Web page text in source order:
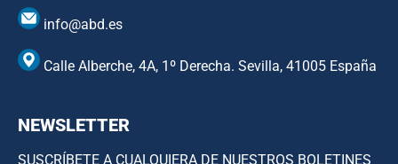
info@abd.es
Calle Alberche, 4A, 1º Derecha. Sevilla, 41005 España
NEWSLETTER
SUSCRÍBETE A CUALQUIERA DE NUESTROS BOLETINES